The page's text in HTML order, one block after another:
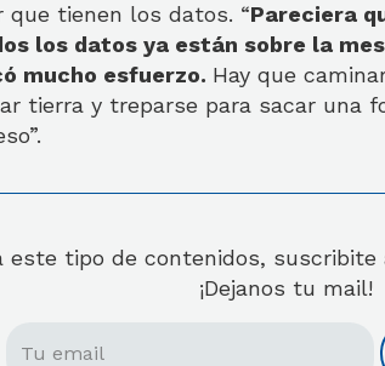
que tienen los datos. “Pareciera
los datos ya están sobre la
mucho esfuerzo. Hay que
tierra y treparse para sacar una
este tipo de contenidos,
¡Dejanos tu mail!